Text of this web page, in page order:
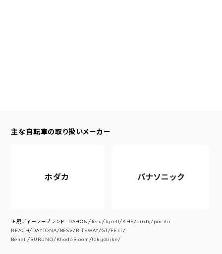
主な自転車の取り扱いメーカー
ホダカ パナソニック
正規ディーラーブランド: DAHON/Tern/Tyrell/KHS/birdy/pacific
REACH/DAYTONA/BESV/RITEWAY/GT/FELT/
Beneli/BURUNO/KhodaBloom/tokyobike/